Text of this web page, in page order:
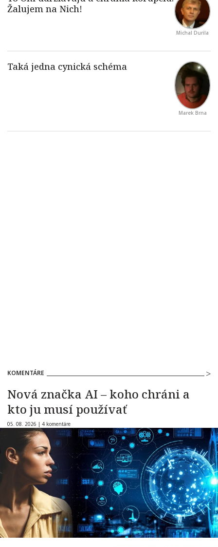
Michal Durila
Marek Brna
KOMENTÁRE
Nová značka AI – koho chráni a
kto ju musí používať
05. 08. 2026 | 4 komentáre